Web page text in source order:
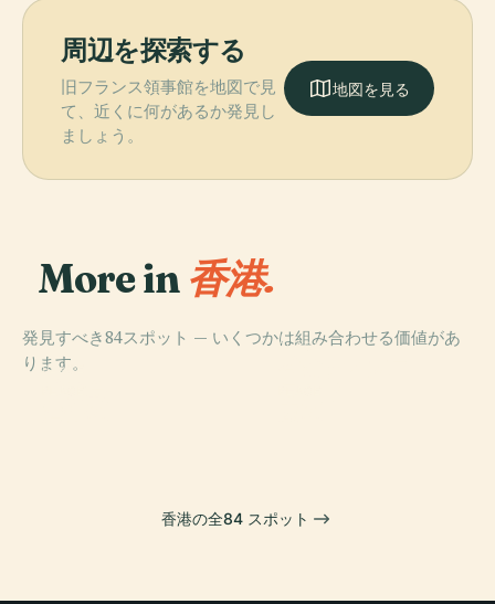
周辺を探索する
旧フランス領事館を地図で見
て、近くに何があるか発見し
ましょう。
地図を見る
More in 香港.
発見すべき84スポット — いくつかは組み合わせる価値があ
ります。
PLACE
PLACE
香港の全84 スポット